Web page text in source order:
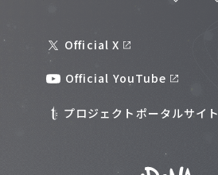
Official X
Official YouTube
プロジェクトポータルサイト